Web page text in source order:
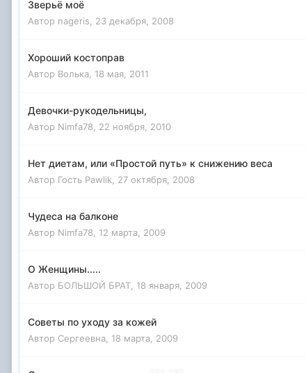
Зверьё моё
Автор nageris 23 декабря, 2008
Хороший костоправ
Автор Волька 18 мая, 2011
Девочки-рукодельницы,
Автор Nimfa78 22 ноября, 2010
Нет диетам, или «Простой путь» к снижению веса
Автор Гость Pawlik, 27 октября, 2008
Чудеса на балконе
Автор Nimfa78 12 марта, 2009
О Женщины.....
Автор БОЛЬШОЙ БРАТ 18 января, 2009
Советы по уходу за кожей
Автор Сергеевна 18 марта, 2009